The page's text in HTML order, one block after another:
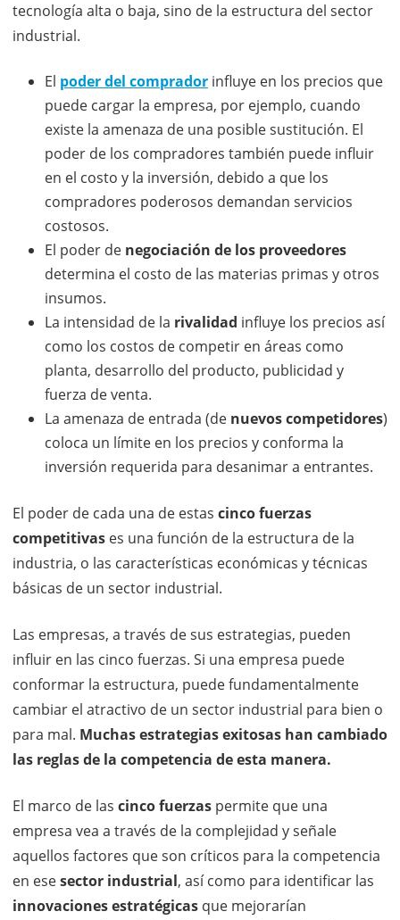
tecnología alta o baja, sino de la estructura del sector
industrial.
El poder del comprador influye en los precios que
puede cargar la empresa, por ejemplo, cuando
existe la amenaza de una posible sustitución. El
poder de los compradores también puede influir
en el costo y la inversión, debido a que los
compradores poderosos demandan servicios
costosos.
El poder de negociación de los proveedores
determina el costo de las materias primas y otros
insumos.
La intensidad de la rivalidad influye los precios así
como los costos de competir en áreas como
planta, desarrollo del producto, publicidad y
fuerza de venta.
La amenaza de entrada (de nuevos competidores)
coloca un límite en los precios y conforma la
inversión requerida para desanimar a entrantes.
El poder de cada una de estas cinco fuerzas
competitivas es una función de la estructura de la
industria, o las características económicas y técnicas
básicas de un sector industrial.
Las empresas, a través de sus estrategias, pueden
influir en las cinco fuerzas. Si una empresa puede
conformar la estructura, puede fundamentalmente
cambiar el atractivo de un sector industrial para bien o
para mal. Muchas estrategias exitosas han cambiado
las reglas de la competencia de esta manera.
El marco de las cinco fuerzas permite que una
empresa vea a través de la complejidad y señale
aquellos factores que son críticos para la competencia
en esesector industrial, así como para identificar las
innovaciones estratégicas que mejorarían